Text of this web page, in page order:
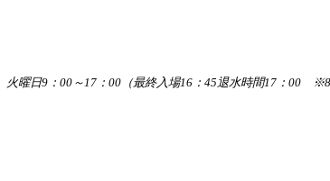
火曜日9：00～17：00（最終入場16：45退水時